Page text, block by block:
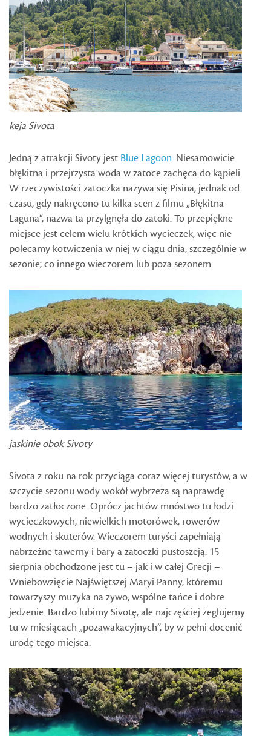
keja Sivota
Jedną z atrakcji Sivoty jest Blue Lagoon. Niesamowicie
błękitna i przejrzysta woda w zatoce zachęca do kąpieli.
W rzeczywistości zatoczka nazywa się Pisina, jednak od
czasu, gdy nakręcono tu kilka scen z filmu „Błękitna
Laguna“, nazwa ta przylgnęła do zatoki. To przepiękne
miejsce jest celem wielu krótkich wycieczek, więc nie
polecamy kotwiczenia w niej w ciągu dnia, szczególnie w
sezonie; co innego wieczorem lub poza sezonem.
jaskinie obok Sivoty
Sivota z roku na rok przyciąga coraz więcej turystów, a w
szczycie sezonu wody wokół wybrzeża są naprawdę
bardzo zatłoczone. Oprócz jachtów mnóstwo tu łodzi
wycieczkowych, niewielkich motorówek, rowerów
wodnych i skuterów. Wieczorem turyści zapełniają
nabrzeżne tawerny i bary a zatoczki pustoszeją. 15
sierpnia obchodzone jest tu – jak i w całej Grecji –
Wniebowzięcie Najświętszej Maryi Panny, któremu
towarzyszy muzyka na żywo, wspólne tańce i dobre
jedzenie. Bardzo lubimy Sivotę, ale najczęściej żeglujemy
tu w miesiącach „pozawakacyjnych”, by w pełni docenić
urodę tego miejsca.